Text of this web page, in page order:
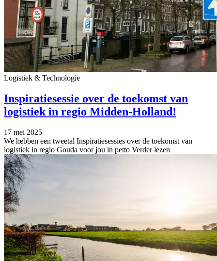
Logistiek & Technologie
Inspiratiesessie over de toekomst van
logistiek in regio Midden-Holland!
17 mei 2025
We hebben een tweetal Inspiratiesessies over de toekomst van
logistiek in regio Gouda voor jou in petto Verder lezen